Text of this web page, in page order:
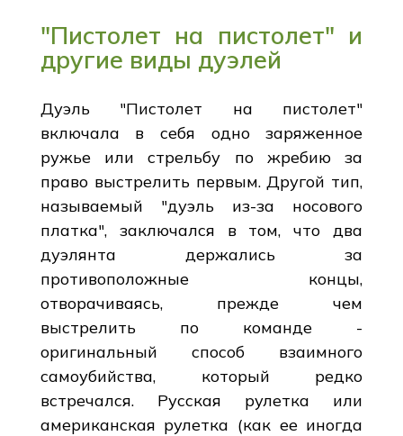
"Пистолет на пистолет" и
другие виды дуэлей
Дуэль "Пистолет на пистолет"
включала в себя одно заряженное
ружье или стрельбу по жребию за
право выстрелить первым. Другой тип,
называемый "дуэль из-за носового
платка", заключался в том, что два
дуэлянта держались за
противоположные концы,
отворачиваясь, прежде чем
выстрелить по команде -
оригинальный способ взаимного
самоубийства, который редко
встречался. Русская рулетка или
американская рулетка (как ее иногда